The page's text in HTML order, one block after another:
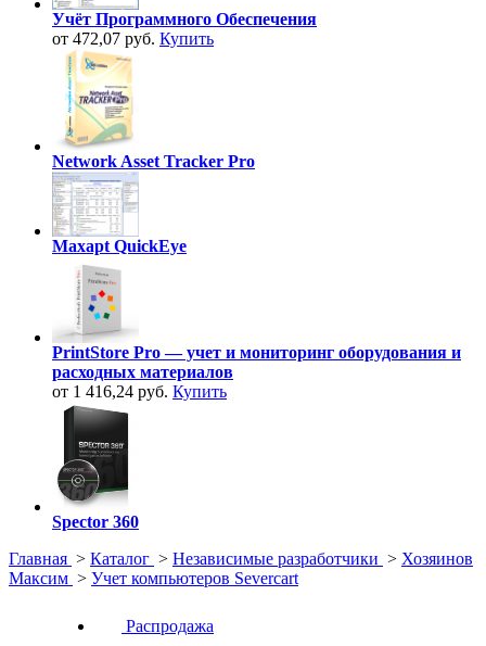
Учёт Программного Обеспечения
от 472,07 руб. Купить
Network Asset Tracker Pro
Maxapt QuickEye
PrintStore Pro — учет и мониторинг оборудования и
расходных материалов
от 1 416,24 руб. Купить
Spector 360
Главная > Каталог > Независимые разработчики > Хозяинов
Максим > Учет компьютеров Severcart
Распродажа